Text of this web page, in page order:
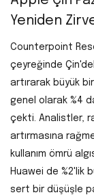
Yeniden
Counterpoint
çeyreğinde
artırarak büyük
genel olarak %4
çekti. Analistler,
artırmasına
kullanım ömrü
Huawei de %2'lik
sert bir düşüşle